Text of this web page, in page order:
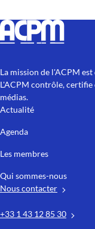
La mission de l'ACPM
L'ACPM contrôle, certifie
médias.
Actualité
Agenda
Les membres
Qui sommes-nous
Nous contacter
+33 1 43 12 85 30